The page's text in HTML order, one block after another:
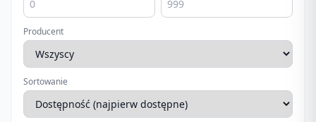
Producent
Sortowanie